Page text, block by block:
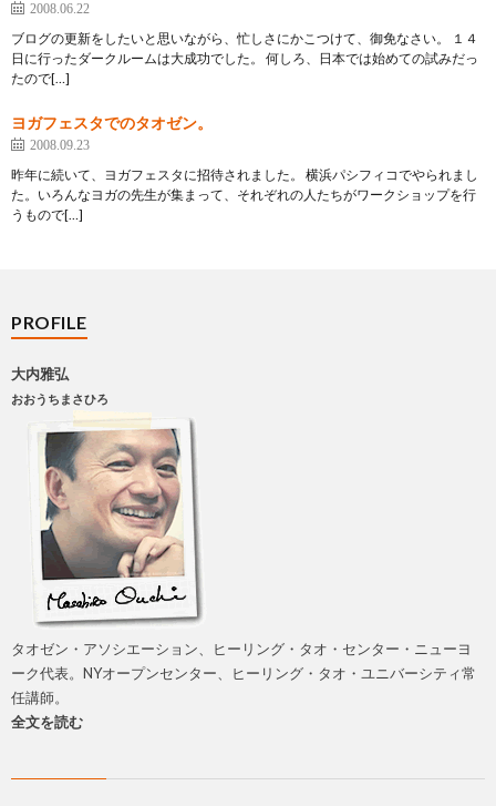
2008.06.22
ブログの更新をしたいと思いながら、忙しさにかこつけて、御免なさい。 １４
日に行ったダークルームは大成功でした。 何しろ、日本では始めての試みだっ
たので[…]
ヨガフェスタでのタオゼン。
2008.09.23
昨年に続いて、ヨガフェスタに招待されました。 横浜パシフィコでやられまし
た。いろんなヨガの先生が集まって、それぞれの人たちがワークショップを行
うもので[…]
PROFILE
大内雅弘
おおうちまさひろ
タオゼン・アソシエーション、ヒーリング・タオ・センター・ニューヨ
ーク代表。NYオープンセンター、ヒーリング・タオ・ユニバーシティ常
任講師。
全文を読む